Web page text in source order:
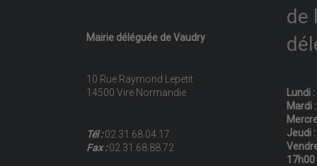
Mairie déléguée de Vaudry
10 Rue Raymond Lepetit
14500 Vire Normandie
Tél :02.31.68.04.17
Fax :02.31.68.88.72
de
Lundi
Mardi
Jeudi
17h00